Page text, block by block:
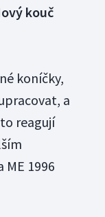
kouč
koníčky,
a
reagují
1996